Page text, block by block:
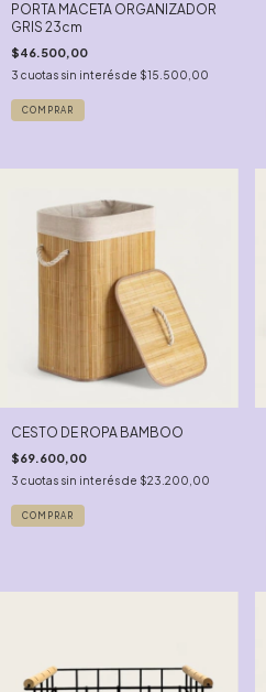
PORTA MACETA ORGANIZADOR
GRIS 23cm
$46.500,00
3 cuotas sin interés de $15.500,00
CESTO DE ROPA BAMBOO
$69.600,00
3 cuotas sin interés de $23.200,00